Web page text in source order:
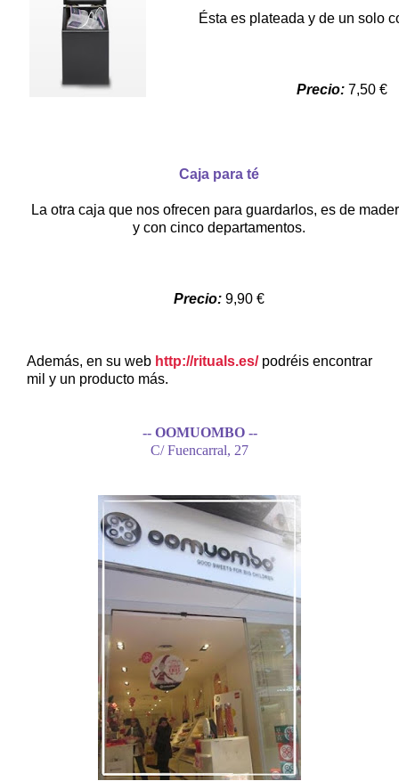
Ésta es plateada y de un solo
Precio:7,50 €
Caja para té
La otra caja que nos ofrecen para guardarlos, es de
y con cinco departamentos.
Precio:9,90 €
Además, en su web http://rituals.es/podréis encontrar
mil y un producto más.
-- OOMUOMBO --
C/ Fuencarral, 27